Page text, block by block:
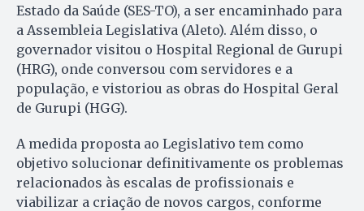
Estado da Saúde (SES-TO), a ser encaminhado para
a Assembleia Legislativa (Aleto). Além disso, o
governador visitou o Hospital Regional de Gurupi
(HRG), onde conversou com servidores e a
população, e vistoriou as obras do Hospital Geral
de Gurupi (HGG).
A medida proposta ao Legislativo tem como
objetivo solucionar definitivamente os problemas
relacionados às escalas de profissionais e
viabilizar a criação de novos cargos, conforme